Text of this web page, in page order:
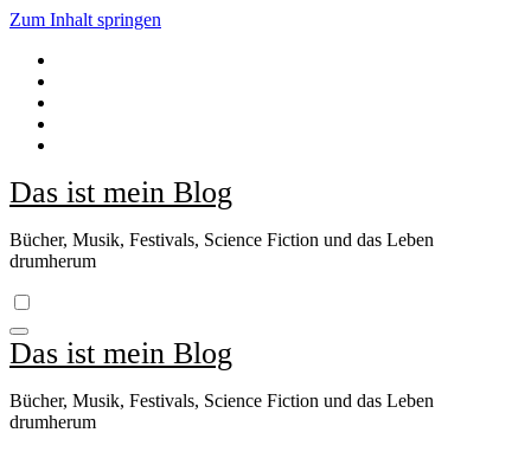
Zum Inhalt springen
Das ist mein Blog
Bücher, Musik, Festivals, Science Fiction und das Leben
drumherum
Das ist mein Blog
Bücher, Musik, Festivals, Science Fiction und das Leben
drumherum